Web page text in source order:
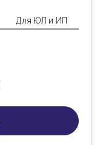
Для ЮЛ и ИП